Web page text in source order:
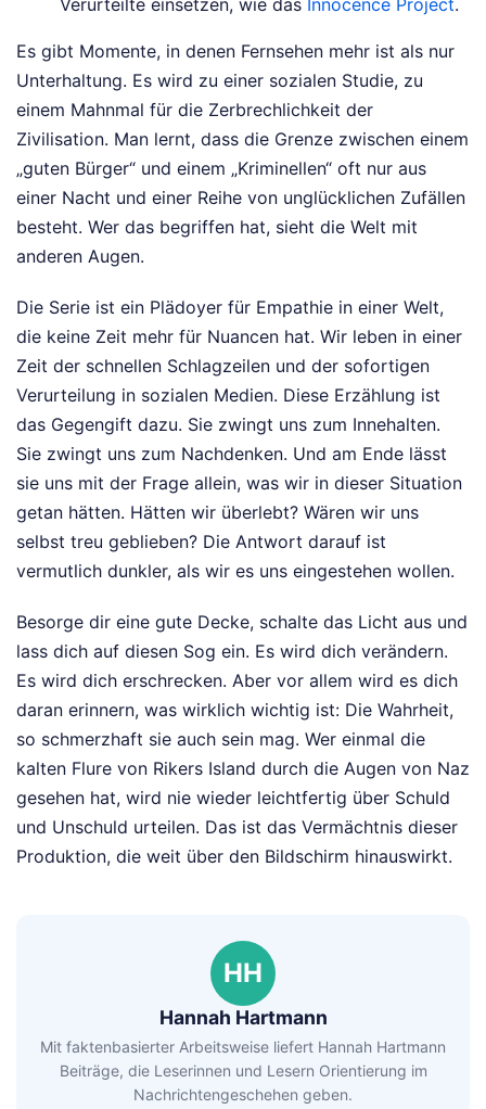
Verurteilte einsetzen, wie das Innocence Project.
Es gibt Momente, in denen Fernsehen mehr ist als nur
Unterhaltung. Es wird zu einer sozialen Studie, zu
einem Mahnmal für die Zerbrechlichkeit der
Zivilisation. Man lernt, dass die Grenze zwischen einem
„guten Bürger“ und einem „Kriminellen“ oft nur aus
einer Nacht und einer Reihe von unglücklichen Zufällen
besteht. Wer das begriffen hat, sieht die Welt mit
anderen Augen.
Die Serie ist ein Plädoyer für Empathie in einer Welt,
die keine Zeit mehr für Nuancen hat. Wir leben in einer
Zeit der schnellen Schlagzeilen und der sofortigen
Verurteilung in sozialen Medien. Diese Erzählung ist
das Gegengift dazu. Sie zwingt uns zum Innehalten.
Sie zwingt uns zum Nachdenken. Und am Ende lässt
sie uns mit der Frage allein, was wir in dieser Situation
getan hätten. Hätten wir überlebt? Wären wir uns
selbst treu geblieben? Die Antwort darauf ist
vermutlich dunkler, als wir es uns eingestehen wollen.
Besorge dir eine gute Decke, schalte das Licht aus und
lass dich auf diesen Sog ein. Es wird dich verändern.
Es wird dich erschrecken. Aber vor allem wird es dich
daran erinnern, was wirklich wichtig ist: Die Wahrheit,
so schmerzhaft sie auch sein mag. Wer einmal die
kalten Flure von Rikers Island durch die Augen von Naz
gesehen hat, wird nie wieder leichtfertig über Schuld
und Unschuld urteilen. Das ist das Vermächtnis dieser
Produktion, die weit über den Bildschirm hinauswirkt.
HH
Hannah Hartmann
Mit faktenbasierter Arbeitsweise liefert Hannah Hartmann
Beiträge, die Leserinnen und Lesern Orientierung im
Nachrichtengeschehen geben.